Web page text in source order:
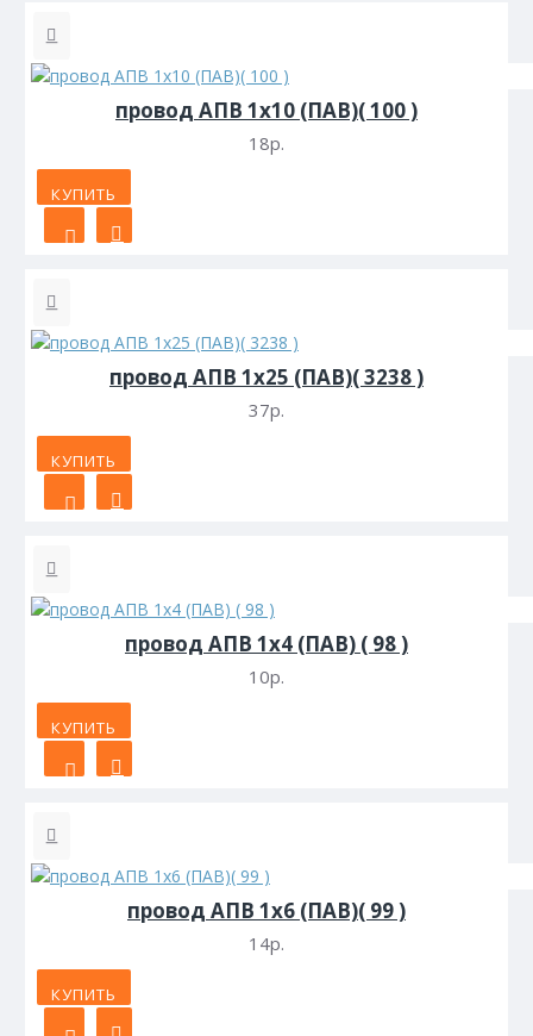
провод АПВ 1х10 (ПАВ)( 100 )
18р.
КУПИТЬ
провод АПВ 1х25 (ПАВ)( 3238 )
37р.
КУПИТЬ
провод АПВ 1х4 (ПАВ) ( 98 )
10р.
КУПИТЬ
провод АПВ 1х6 (ПАВ)( 99 )
14р.
КУПИТЬ